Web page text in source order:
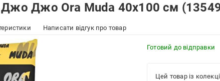
Джо Ora Muda 40х100 см
Написати відгук про товар
Готовий до відправки
Цей товар із